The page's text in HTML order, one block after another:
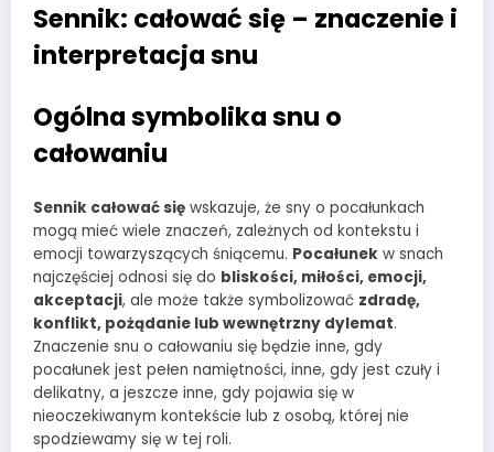
Sennik: całować się – znaczenie i
interpretacja snu
Ogólna symbolika snu o
całowaniu
Sennik całować się wskazuje, że sny o pocałunkach
mogą mieć wiele znaczeń, zależnych od kontekstu i
emocji towarzyszących śniącemu. Pocałunek w snach
najczęściej odnosi się do bliskości, miłości, emocji,
akceptacji, ale może także symbolizować zdradę,
konflikt, pożądanie lub wewnętrzny dylemat.
Znaczenie snu o całowaniu się będzie inne, gdy
pocałunek jest pełen namiętności, inne, gdy jest czuły i
delikatny, a jeszcze inne, gdy pojawia się w
nieoczekiwanym kontekście lub z osobą, której nie
spodziewamy się w tej roli.